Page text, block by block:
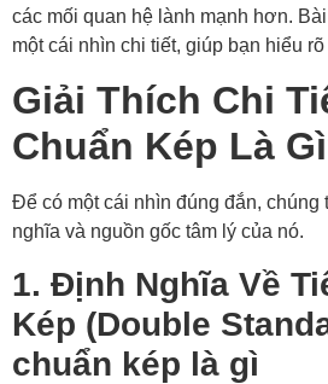
các mối quan hệ lành mạnh hơn.
một cái nhìn chi tiết, giúp bạn hiểu rõ
Giải Thích Chi
Chuẩn Kép Là
Để có một cái nhìn đúng đắn, chúng
nghĩa và nguồn gốc tâm lý của nó.
1. Định Nghĩa Về
Kép (Double
chuẩn kép là gì